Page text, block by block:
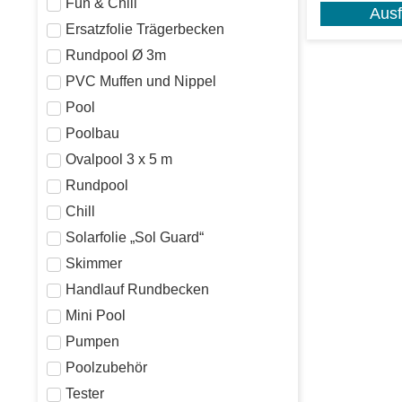
Ersatzfolie Trägerbecken
Rundpool Ø 3m
PVC Muffen und Nippel
Pool
Poolbau
Ovalpool 3 x 5 m
Rundpool
Chill
Solarfolie „Sol Guard“
Skimmer
Handlauf Rundbecken
Mini Pool
Pumpen
Poolzubehör
Tester